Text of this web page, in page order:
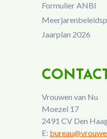
Formulier ANBI
Jaarplan 2026
Vrouwen van Nu
Moezel 17
2491 CV Den
E: